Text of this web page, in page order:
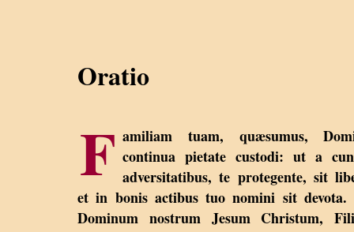
Oratio
F amiliam tuam, quæsumus,
continua pietate custodi: ut a
adversitatibus, te protegente, sit
et in bonis actibus tuo nomini sit devota.
Dominum nostrum Jesum Christum,